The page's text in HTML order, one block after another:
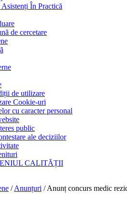
În Practică
de cercetare
de utilizare
Cookie-uri
cu caracter personal
public
ale deciziilor
CALITĂȚII
/Anunțuri /Anunț concurs medic